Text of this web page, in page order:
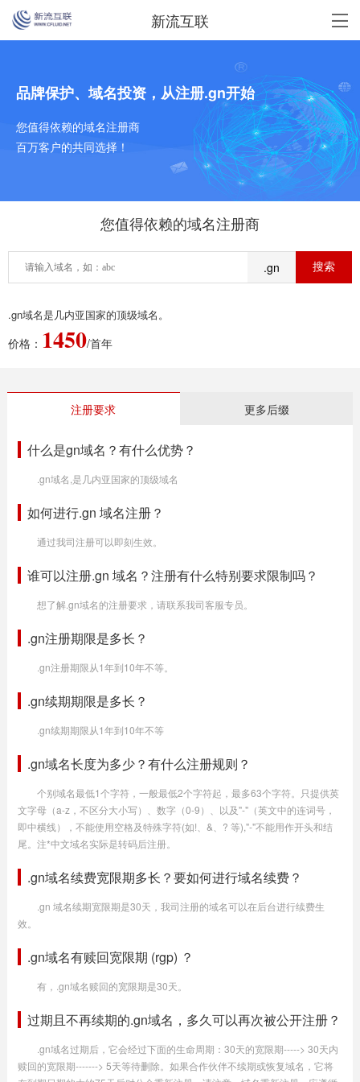
新流互联
品牌保护、域名投资，从注册.gn开始
您值得依赖的域名注册商
百万客户的共同选择！
您值得依赖的域名注册商
.gn
.gn域名是几内亚国家的顶级域名。
价格： 1450/首年
注册要求 更多后缀
什么是gn域名？有什么优势？
.gn域名,是几内亚国家的顶级域名
如何进行.gn 域名注册？
通过我司注册可以即刻生效。
谁可以注册.gn 域名？注册有什么特别要求限制吗？
想了解.gn域名的注册要求，请联系我司客服专员。
.gn注册期限是多长？
.gn注册期限从1年到10年不等。
.gn续期期限是多长？
.gn续期期限从1年到10年不等
.gn域名长度为多少？有什么注册规则？
个别域名最低1个字符，一般最低2个字符起，最多63个字符。只提供英
文字母（a-z，不区分大小写）、数字（0-9）、以及"-"（英文中的连词号，
即中横线），不能使用空格及特殊字符(如!、&、? 等),"-"不能用作开头和结
尾。注*中文域名实际是转码后注册。
.gn域名续费宽限期多长？要如何进行域名续费？
.gn 域名续期宽限期是30天，我司注册的域名可以在后台进行续费生
效。
.gn域名有赎回宽限期 (rgp) ？
有，.gn域名赎回的宽限期是30天。
过期且不再续期的.gn域名，多久可以再次被公开注册？
.gn域名过期后，它会经过下面的生命周期：30天的宽限期-----> 30天内
赎回的宽限期-------> 5天等待删除。如果合作伙伴不续期或恢复域名，它将